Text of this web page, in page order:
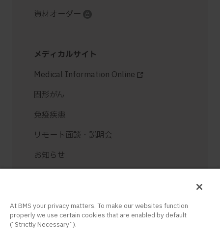
資材オーダー
メディカルサイト
Medical Information Online
固形がん
免疫疾患
リモート面談・説明会
お知らせ
At BMS your privacy matters. To make our websites function
properly we use certain cookies that are enabled by default
(“Strictly Necessary”).